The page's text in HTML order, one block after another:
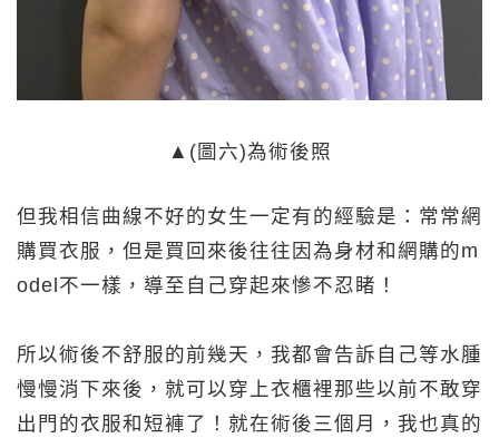
▲(圖六)為術後照
但我相信曲線不好的女生一定有的經驗是：常常網
購買衣服，但是買回來後往往因為身材和網購的m
odel不一樣，導至自己穿起來慘不忍睹！
所以術後不舒服的前幾天，我都會告訴自己等水腫
慢慢消下來後，就可以穿上衣櫃裡那些以前不敢穿
出門的衣服和短褲了！就在術後三個月，我也真的